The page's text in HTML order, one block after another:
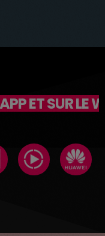
ET SUR LE